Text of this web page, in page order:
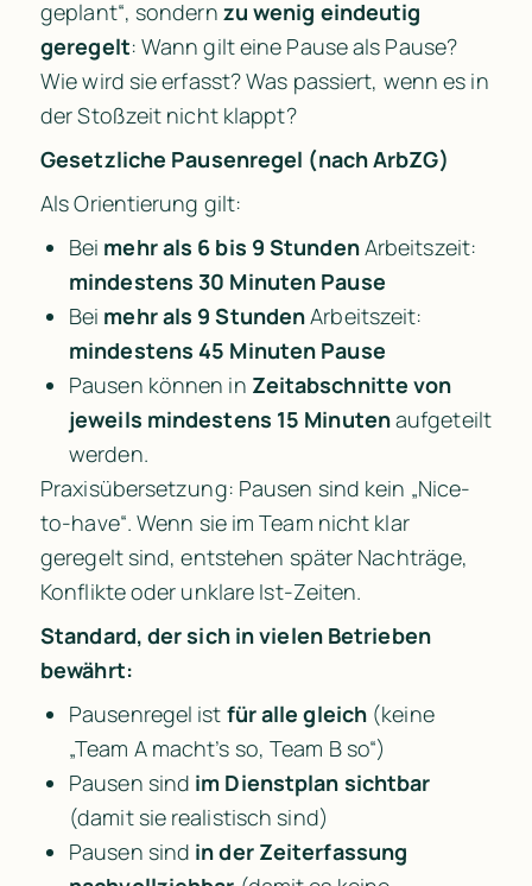
geplant“, sondern zu wenig eindeutig
geregelt: Wann gilt eine Pause als Pause?
Wie wird sie erfasst? Was passiert, wenn es in
der Stoßzeit nicht klappt?
Gesetzliche Pausenregel (nach ArbZG)
Als Orientierung gilt:
Bei mehr als 6 bis 9 Stunden
mindestens 30 Minuten Pause
Bei mehr als 9 Stunden
mindestens 45 Minuten Pause
Pausen können in Zeitabschnitte von
jeweils mindestens 15 Minuten aufgeteilt
werden.
Praxisübersetzung: Pausen sind kein „Nice-
to-have“. Wenn sie im Team nicht klar
geregelt sind, entstehen später Nachträge,
Konflikte oder unklare Ist-Zeiten.
Standard, der sich in vielen Betrieben
bewährt:
Pausenregel ist für alle gleich (keine
„Team A macht’s so, Team B so“)
Pausen sind im Dienstplan sichtbar
(damit sie realistisch sind)
Pausen sind in der Zeiterfassung